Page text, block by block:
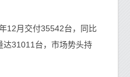
月交付35542台，同比
达31011台，市场势头持